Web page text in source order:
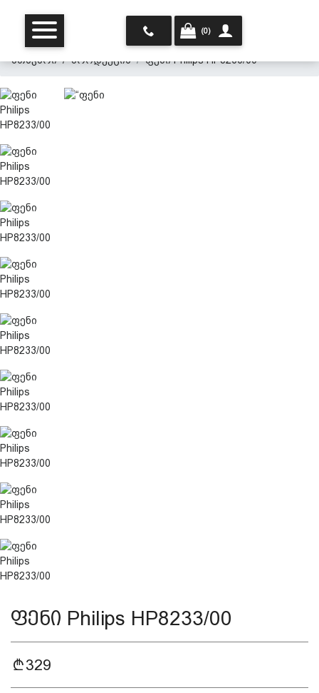
მთავარი
ჩვენ შესახებ
პროდუქცია
დაცვის პოლიტიკა
მიწოდების პირობები
საკონტაქტო ინფორმაცია
წესები და პირობები
დაბრუნება და გადაცვლის
პოლიტიკა
(0)
მთავარი პროდუქცია ფენი Philips HP8233/00
ფენი Philips HP8233/00
329